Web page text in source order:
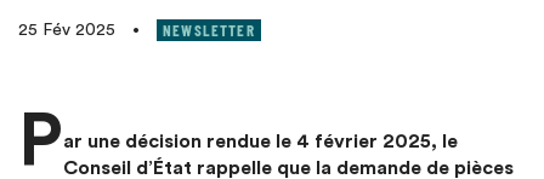
25 Fév 2025 • NEWSLETTER
Par une décision rendue le 4 février 2025, le
Conseil d’État rappelle que la demande de pièces